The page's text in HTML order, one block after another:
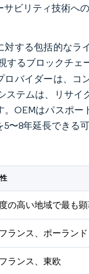
ビリティ技術へ
対する包括的なラ
るブロックチェ
バイダーは、コ
ステムは、リサイ
OEMはパスポー
8年延長できる可
の高い地域で最も
ランス、ポーランド
ランス、東欧